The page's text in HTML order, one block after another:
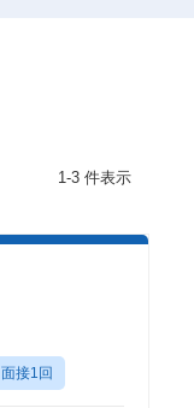
1-3 件表示
面接1回